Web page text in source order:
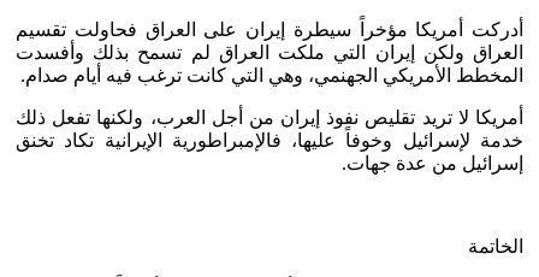
أدركت أمريكا مؤخراً سيطرة إيران على العراق فحاولت تقسيم
العراق ولكن إيران التي ملكت العراق لم تسمح بذلك وأفسدت
المخطط الأمريكي الجهنمي، وهي التي كانت ترغب فيه أيام صدام.
أمريكا لا تريد تقليص نفوذ إيران من أجل العرب، ولكنها تفعل ذلك
خدمة لإسرائيل وخوفاً عليها، فالإمبراطورية الإيرانية تكاد تخنق
إسرائيل من عدة جهات.
الخاتمة